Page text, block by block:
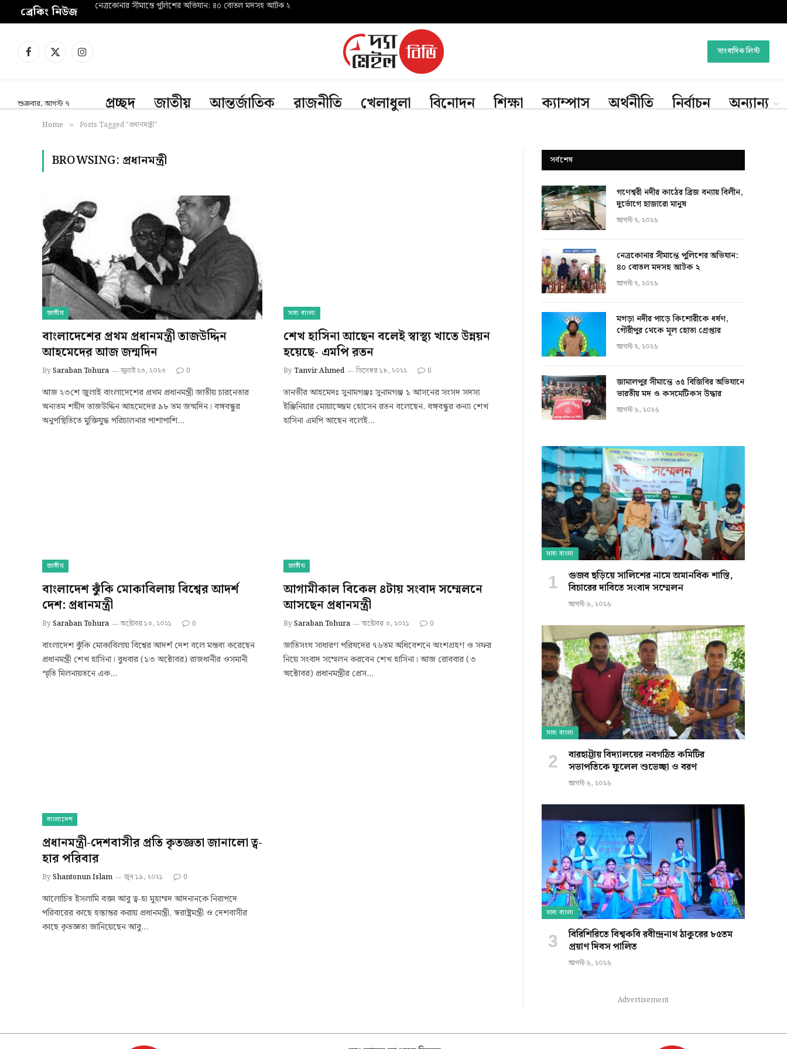
ব্রেকিং নিউজ নেত্রকোনার সীমান্তে পুলিশের অভিযান: ৪০ বোতল মদসহ আটক ২
Facebook
X
Instagram সাংবাদিক লিস্ট
শুক্রবার, আগস্ট ৭ প্রচ্ছদ জাতীয় আন্তর্জাতিক রাজনীতি খেলাধুলা বিনোদন শিক্ষা ক্যাম্পাস অর্থনীতি নির্বাচন অন্যান্য
Home » Posts Tagged "প্রধানমন্ত্রী"
BROWSING: প্রধানমন্ত্রী
জাতীয়
বাংলাদেশের প্রথম প্রধানমন্ত্রী তাজউদ্দিন
আহমেদের আজ জন্মদিন
BySaraban Tohura জুলাই ২৩, ২০২৩ 0
আজ ২৩শে জুলাই বাংলাদেশের প্রথম প্রধানমন্ত্রী জাতীয় চারনেতার
অন্যতম শহীদ তাজউদ্দিন আহমেদের ৯৮ তম জন্মদিন। বঙ্গবন্ধুর
অনুপস্থিতিতে মুক্তিযুদ্ধ পরিচালনার পাশাপাশি…
সারা বাংলা
শেখ হাসিনা আছেন বলেই স্বাস্থ্য খাতে উন্নয়ন
হয়েছে- এমপি রতন
ByTanvir Ahmed ডিসেম্বর ১৮, ২০২২ 0
তানভীর আহমেদঃ সুনামগঞ্জঃ সুনামগঞ্জ ১ আসনের সংসদ সদস্য
ইঞ্জিনিয়ার মোয়াজ্জেম হোসেন রতন বলেছেন, বঙ্গবন্ধুর কন্যা শেখ
হাসিনা এমপি আছেন বলেই…
জাতীয়
বাংলাদেশ ঝুঁকি মোকাবিলায় বিশ্বের আদর্শ
দেশ: প্রধানমন্ত্রী
BySaraban Tohura অক্টোবর ১৩, ২০২১ 0
বাংলাদেশ ঝুঁকি মোকাবিলায় বিশ্বের আদর্শ দেশ বলে মন্তব্য করেছেন
প্রধানমন্ত্রী শেখ হাসিনা। বুধবার (১৩ অক্টোবর) রাজধানীর ওসমানী
স্মৃতি মিলনায়তনে এক…
জাতীয়
আগামীকাল বিকেল ৪টায় সংবাদ সম্মেলনে
আসছেন প্রধানমন্ত্রী
BySaraban Tohura অক্টোবর ৩, ২০২১ 0
জাতিসংঘ সাধারণ পরিষদের ৭৬তম অধিবেশনে অংশগ্রহণ ও সফর
নিয়ে সংবাদ সম্মেলন করবেন শেখ হাসিনা। আজ রোববার (৩
অক্টোবর) প্রধানমন্ত্রীর প্রেস…
বাংলাদেশ
প্রধানমন্ত্রী-দেশবাসীর প্রতি কৃতজ্ঞতা জানালো ত্ব-
হার পরিবার
ByShantonun Islam জুন ১৯, ২০২১ 0
আলোচিত ইসলামি বক্তা আবু ত্ব-হা মুহাম্মদ আদনানকে নিরাপদে
পরিবারের কাছে হস্তান্তর করায় প্রধানমন্ত্রী, স্বরাষ্ট্রমন্ত্রী ও দেশবাসীর
কাছে কৃতজ্ঞতা জানিয়েছেন আবু…
সর্বশেষ
গণেশ্বরী নদীর কাঠের ব্রিজ বন্যায় বিলীন,
দুর্ভোগে হাজারো মানুষ
আগস্ট ৭, ২০২৬
নেত্রকোনার সীমান্তে পুলিশের অভিযান:
৪০ বোতল মদসহ আটক ২
আগস্ট ৭, ২০২৬
মগড়া নদীর পাড়ে কিশোরীকে ধর্ষণ,
গৌরীপুর থেকে মূল হোতা গ্রেপ্তার
আগস্ট ৭, ২০২৬
জামালপুর সীমান্তে ৩৫ বিজিবির অভিযানে
ভারতীয় মদ ও কসমেটিকস উদ্ধার
আগস্ট ৬, ২০২৬
সারা বাংলা
গুজব ছড়িয়ে সালিশের নামে অমানবিক শাস্তি,
বিচারের দাবিতে সংবাদ সম্মেলন
আগস্ট ৬, ২০২৬
সারা বাংলা
বারহাট্টায় বিদ্যালয়ের নবগঠিত কমিটির
সভাপতিকে ফুলেল শুভেচ্ছা ও বরণ
আগস্ট ৬, ২০২৬
সারা বাংলা
বিরিশিরিতে বিশ্বকবি রবীন্দ্রনাথ ঠাকুরের ৮৫তম
প্রয়াণ দিবস পালিত
আগস্ট ৬, ২০২৬
Advertisement